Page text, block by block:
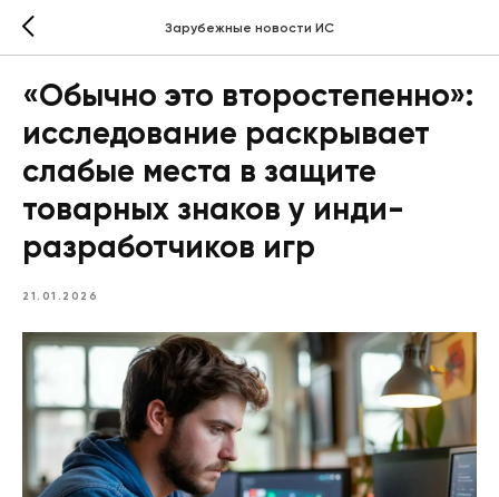
Зарубежные новости ИС
«Обычно это второстепенно»:
исследование раскрывает
слабые места в защите
товарных знаков у инди-
разработчиков игр
21.01.2026